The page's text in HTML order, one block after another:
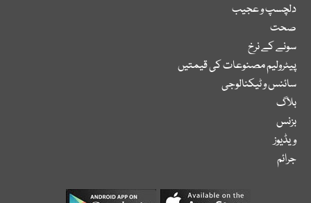
دلچسپ و عجیب
صحت
سونے کے نرخ
پیٹرولیم مصنوعات کی قیمتیں
سائنس و ٹیکنالوجی
بلاگ
بزنس
ویڈیوز
جرائم